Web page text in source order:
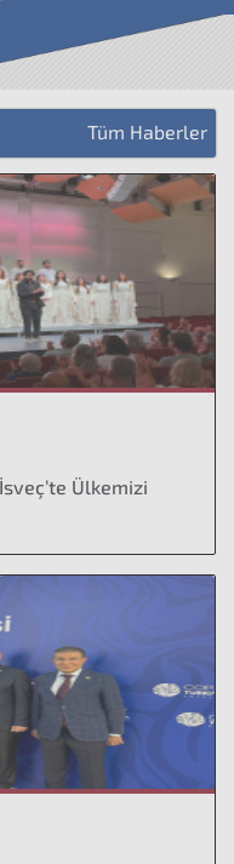
Tüm Haberler
Ülkemizi